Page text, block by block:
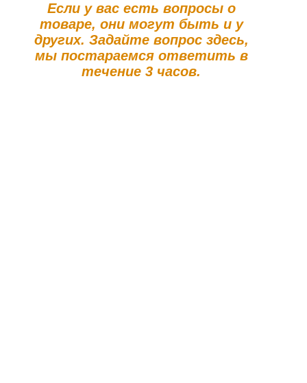
Если у вас есть вопросы о
товаре, они могут быть и у
других. Задайте вопрос здесь,
мы постараемся ответить в
течение 3 часов.